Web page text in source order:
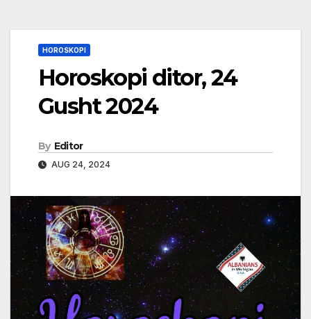
HOROSKOPI
Horoskopi ditor, 24
Gusht 2024
By Editor
AUG 24, 2024